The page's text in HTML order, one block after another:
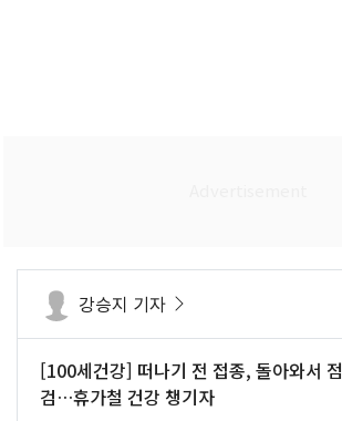
강승지 기자
[100세건강] 떠나기 전 접종, 돌아와서 점
검…휴가철 건강 챙기자